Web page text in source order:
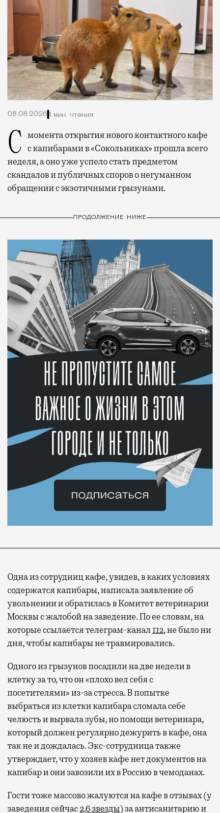
08.08.2026 1 мин. чтения
С момента открытия нового контактного кафе с капибарами в «Сокольниках» прошла всего
неделя, а оно уже успело стать предметом
скандалов и публичных споров о негуманном
обращении с экзотичными грызунами.
ПРОДОЛЖЕНИЕ НИЖЕ
Одна из сотрудниц кафе, увидев, в каких условиях
содержатся капибары, написала заявление об
увольнении и обратилась в Комитет ветеринарии
Москвы с жалобой на заведение. По ее словам, на
которые ссылается телеграм-канал112, не было ни
дня, чтобы капибары не травмировались.
Одного из грызунов посадили на две недели в
клетку за то, что он «плохо вел себя с
посетителями» из-за стресса. В попытке
выбраться из клетки капибара сломала себе
челюсть и вырвала зубы, но помощи ветеринара,
который должен регулярно дежурить в кафе, она
так не и дождалась. Экс-сотрудница также
утверждает, что у хозяев кафе нет документов на
капибар и они завозили их в Россию в чемоданах.
Гости тоже массово жалуются на кафе в отзывах (у
заведения сейчас2,6 звезды) за антисанитарию и